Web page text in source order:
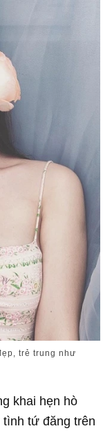
trẻ trung như
khai hẹn hò
tứ đăng trên